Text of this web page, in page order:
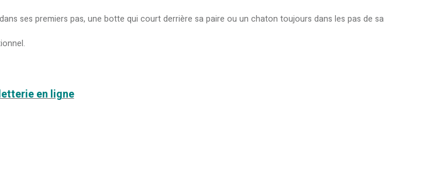
ses premiers pas, une botte qui court derrière sa paire ou un chaton toujours dans les pas de sa
en ligne